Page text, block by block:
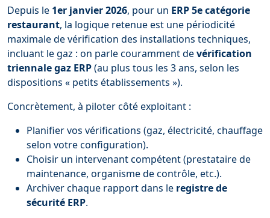
Depuis le 1er janvier 2026, pour un ERP 5e catégorie
restaurant, la logique retenue est une périodicité
maximale de vérification des installations techniques,
incluant le gaz : on parle couramment devérification
triennale gaz ERP(au plus tous les 3 ans, selon les
dispositions « petits établissements »).
Concrètement, à piloter côté exploitant :
Planifier vos vérifications (gaz, électricité, chauffage
selon votre configuration).
Choisir un intervenant compétent (prestataire de
maintenance, organisme de contrôle, etc.).
Archiver chaque rapport dans le registre de
sécurité ERP.